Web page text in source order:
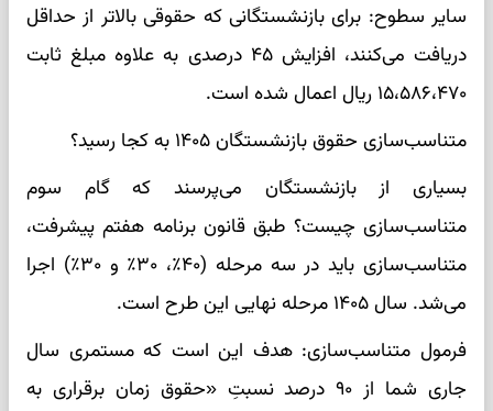
سایر سطوح: برای بازنشستگانی که حقوقی بالاتر از حداقل
دریافت می‌کنند، افزایش ۴۵ درصدی به علاوه مبلغ ثابت
۱۵،۵۸۶،۴۷۰ ریال اعمال شده است.
متناسب‌سازی حقوق بازنشستگان ۱۴۰۵ به کجا رسید؟
بسیاری از بازنشستگان می‌پرسند که گام سوم
متناسب‌سازی چیست؟ طبق قانون برنامه هفتم پیشرفت،
متناسب‌سازی باید در سه مرحله (۴۰٪، ۳۰٪ و ۳۰٪) اجرا
می‌شد. سال ۱۴۰۵ مرحله نهایی این طرح است.
فرمول متناسب‌سازی: هدف این است که مستمری سال
جاری شما از ۹۰ درصد نسبتِ «حقوق زمان برقراری به